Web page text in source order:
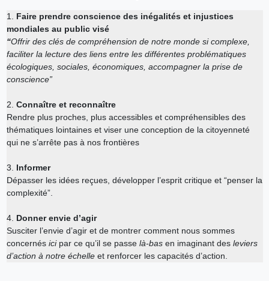
1. Faire prendre conscience des inégalités et injustices
mondiales au public visé
“Offrir des clés de compréhension de notre monde si complexe,
faciliter la lecture des liens entre les différentes problématiques
écologiques, sociales, économiques, accompagner la prise de
conscience”
2. Connaître et reconnaître
Rendre plus proches, plus accessibles et compréhensibles des
thématiques lointaines et viser une conception de la citoyenneté
qui ne s’arrête pas à nos frontières
3. Informer
Dépasser les idées reçues, développer l’esprit critique et “penser la
complexité”.
4. Donner envie d’agir
Susciter l’envie d’agir et de montrer comment nous sommes
concernés icipar ce qu’il se passe là-bas en imaginant desleviers
d’action à notre échelleet renforcer les capacités d’action.